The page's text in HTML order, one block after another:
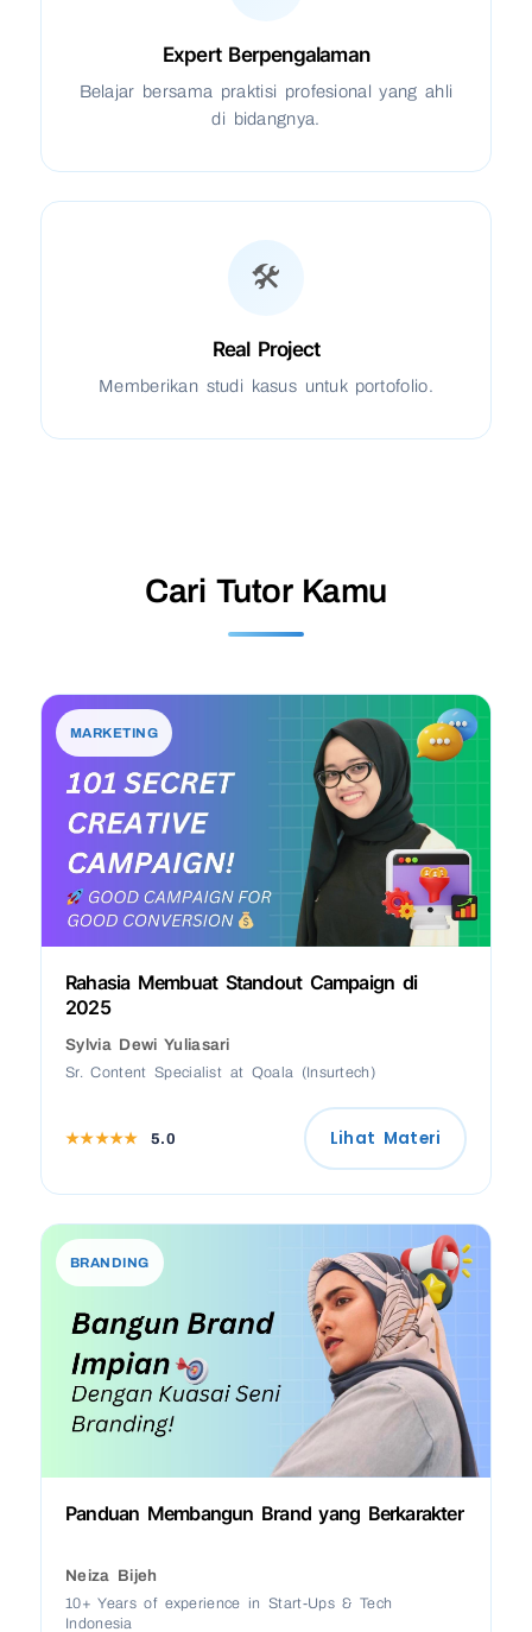
Expert Berpengalaman
Belajar bersama praktisi profesional yang ahli
di bidangnya.
🛠️
Real Project
Memberikan studi kasus untuk portofolio.
Cari Tutor Kamu
MARKETING
Rahasia Membuat Standout Campaign di
2025
Sylvia Dewi Yuliasari
Sr. Content Specialist at Qoala (Insurtech)
★★★★★ 5.0 Lihat Materi
BRANDING
Panduan Membangun Brand yang Berkarakter
Neiza Bijeh
10+ Years of experience in Start-Ups & Tech
Indonesia